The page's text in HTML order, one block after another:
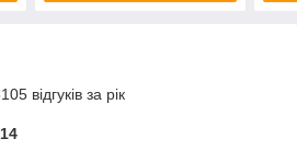
відгуків за рік